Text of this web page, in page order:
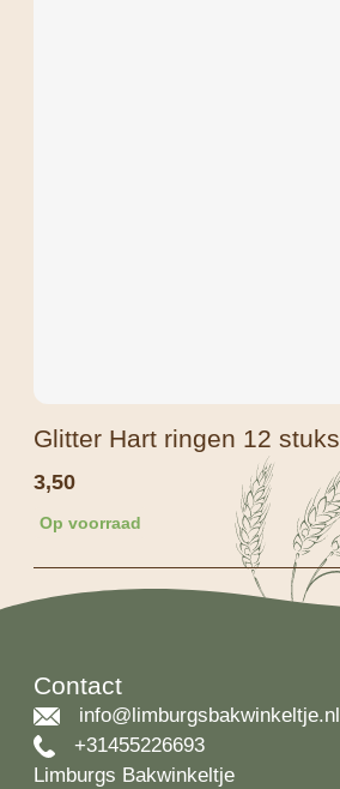
Glitter Hart ringen 12 stuks
3,50
Op voorraad
Contact
info@limburgsbakwinkeltje.nl
+31455226693
Limburgs Bakwinkeltje